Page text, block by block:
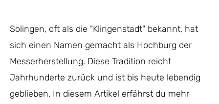
Solingen, oft als die "Klingenstadt" bekannt, hat
sich einen Namen gemacht als Hochburg der
Messerherstellung. Diese Tradition reicht
Jahrhunderte zurück und ist bis heute lebendig
geblieben. In diesem Artikel erfährst du mehr